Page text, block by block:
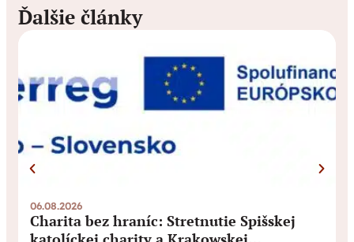
Ďalšie články
06.08.2026
Charita bez hraníc: Stretnutie Spišskej